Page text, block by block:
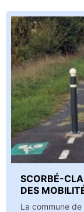
SCORBÉ-
DES
La commune